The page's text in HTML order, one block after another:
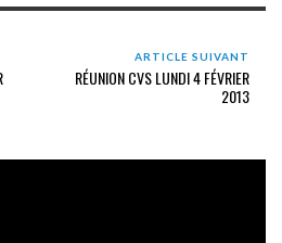
ARTICLE SUIVANT
RÉUNION CVS LUNDI 4 FÉVRIER
2013